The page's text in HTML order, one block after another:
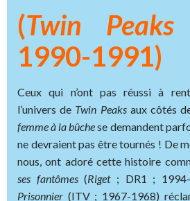
(Twin Peaks
1990-1991)
Ceux qui n’ont pas réussi à
l’univers de Twin Peaksaux côtés
femme à la bûchese demandent
ne devraient pas être tournés ! De
nous, ont adoré cette histoire
ses fantômes(Riget ; DR1 ;
Prisonnier (ITV ; 1967-1968)